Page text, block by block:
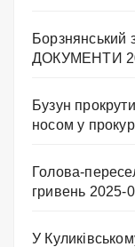
Борзнянський
ДОКУМЕНТИ
Бузун
носом у
Голова-
гривень 2025-
У